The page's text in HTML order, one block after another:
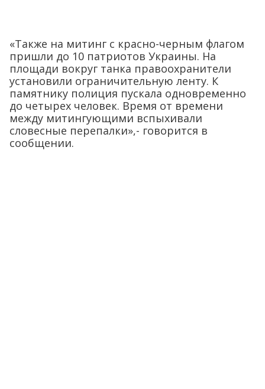
«Также на митинг с красно-черным флагом
пришли до 10 патриотов Украины. На
площади вокруг танка правоохранители
установили ограничительную ленту. К
памятнику полиция пускала одновременно
до четырех человек. Время от времени
между митингующими вспыхивали
словесные перепалки»,- говорится в
сообщении.